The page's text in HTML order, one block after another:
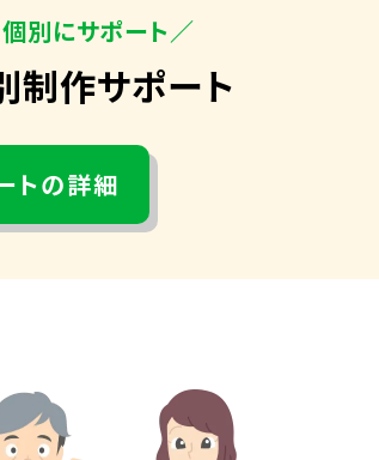
別にサポート／
制作サポート
トの詳細